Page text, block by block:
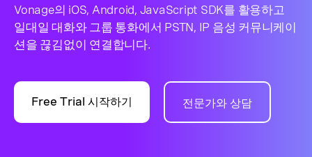
Vonage의 iOS, Android, JavaScript SDK를 활용하고
일대일 대화와 그룹 통화에서 PSTN, IP 음성 커뮤니케이
션을 끊김없이 연결합니다.
Free Trial 시작하기 전문가와 상담